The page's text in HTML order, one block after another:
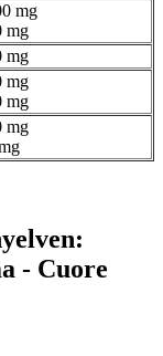
mg
mg
mg
mg
mg
mg
- Cuore